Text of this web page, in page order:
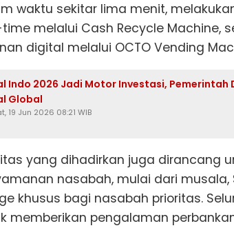
waktu sekitar lima menit,
melalui Cash Recycle Machine,
digital melalui OCTO Vending
Indo 2026 Jadi Motor Investasi, Pemerintah
Global
19 Jun 2026 08:21 WIB
yang dihadirkan juga dirancang
nasabah, mulai dari musala,
khusus bagi nasabah prioritas.
memberikan pengalaman